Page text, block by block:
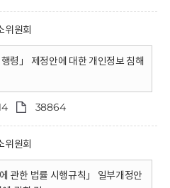
위원회
령」 제정안에 대한 개인정보 침해
38864
위원회
관한 법률 시행규칙」 일부개정안